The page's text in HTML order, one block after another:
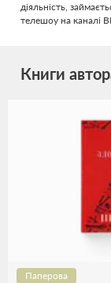
діяльність,
телешоу на каналі
Книги
Паперова